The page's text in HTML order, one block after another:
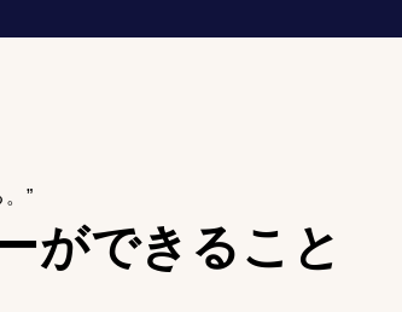
”
ができること